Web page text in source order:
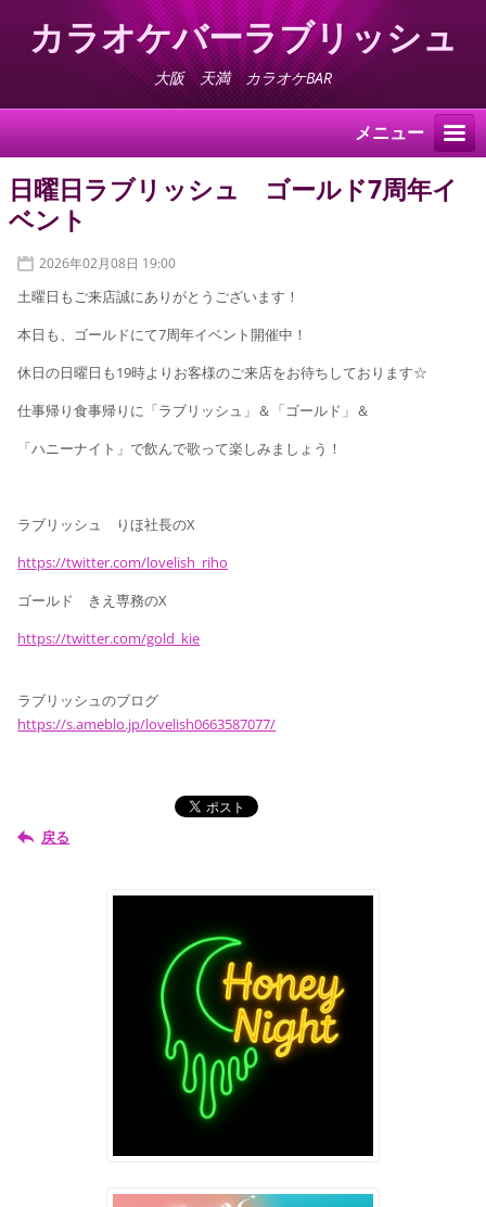
カラオケバーラブリッシュ
大阪 天満 カラオケBAR
メニュー
日曜日ラブリッシュ ゴールド7周年イ
ベント
2026年02月08日 19:00
土曜日もご来店誠にありがとうございます！
本日も、ゴールドにて7周年イベント開催中！
休日の日曜日も19時よりお客様のご来店をお待ちしております☆
仕事帰り食事帰りに「ラブリッシュ」＆「ゴールド」＆
「ハニーナイト」で飲んで歌って楽しみましょう！
ラブリッシュ りほ社長のX
https://twitter.com/lovelish_riho
ゴールド きえ専務のX
https://twitter.com/gold_kie
ラブリッシュのブログ
https://s.ameblo.jp/lovelish0663587077/
戻る